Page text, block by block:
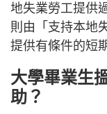
地失業勞工提供
則由「支持本地
提供有條件的短
大學畢業生
助？